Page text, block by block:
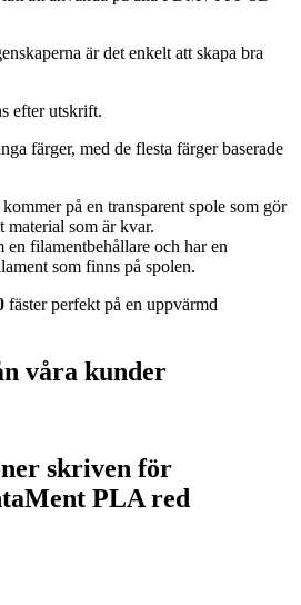
är det enkelt att skapa bra
efter utskrift.
färger, med de flesta färger baserade
kommer på en transparent spole som gör
material som är kvar.
en filamentbehållare och har en
som finns på spolen.
fäster perfekt på en uppvärmd
våra kunder
skriven för
PLA red